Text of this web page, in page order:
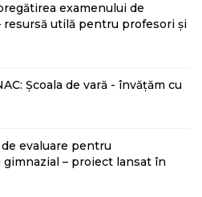
examenului de
resursă utilă pentru profesori și
Școala de vară - învățăm cu
evaluare pentru
– proiect lansat în